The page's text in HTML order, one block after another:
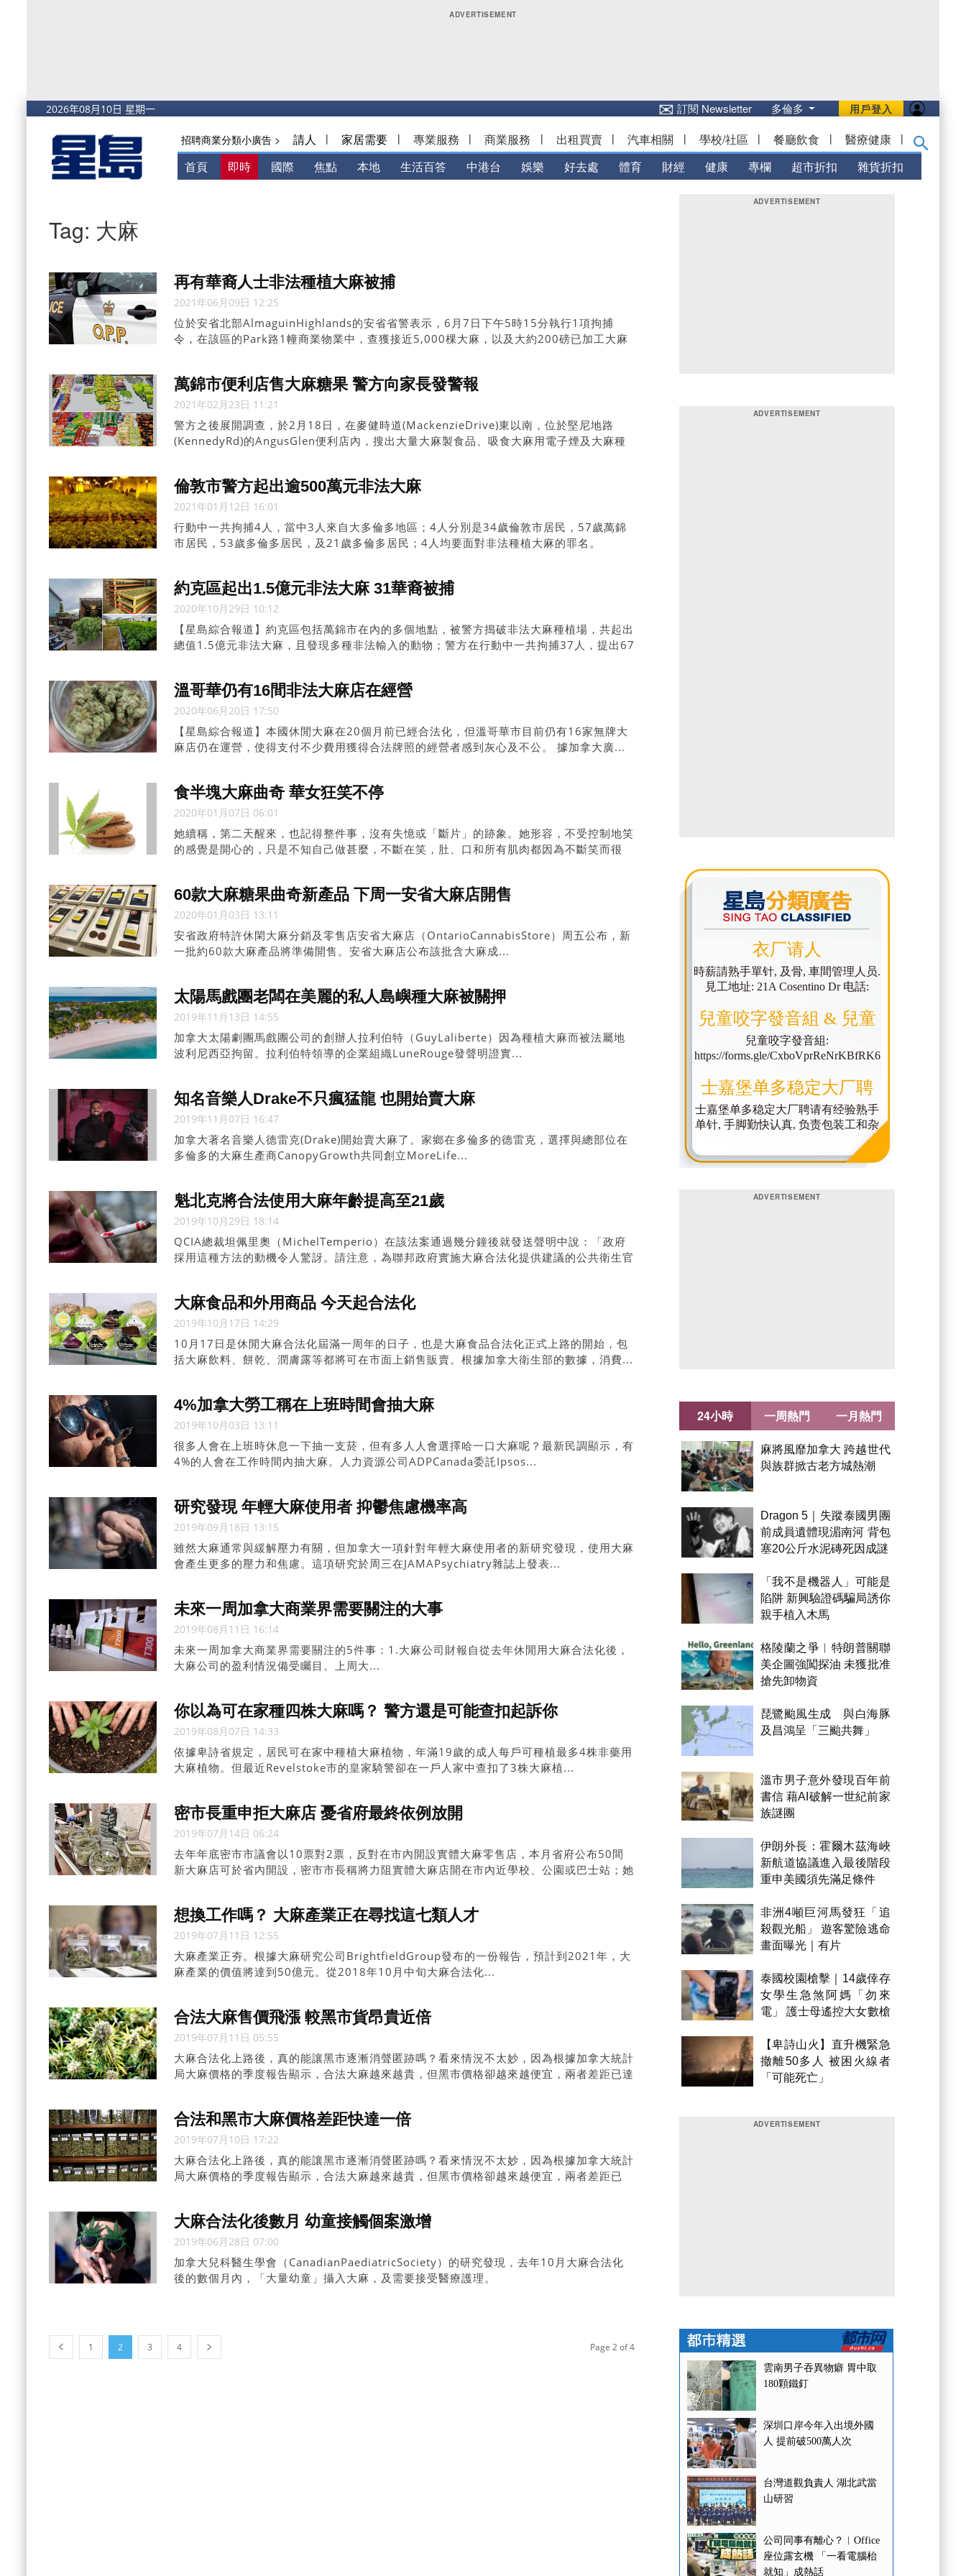
用戶登入
✉訂閱 Newsletter 多倫多
招聘商業分類小廣告 > 請人 | 家居需要 | 專業服務 | 商業服務 | 出租買賣 | 汽車相關 | 學校/社區 | 餐廳飲食 | 醫療健康 |
首頁 即時 國際 焦點 本地 生活百答 中港台 娛樂 好去處 體育 財經 健康 專欄 超市折扣 雜貨折扣
Tag: 大麻
再有華裔人士非法種植大麻被捕
2021年06月09日 12:25
位於安省北部AlmaguinHighlands的安省省警表示，6月7日下午5時15分執行1項拘捕
令，在該區的Park路1幢商業物業中，查獲接近5,000棵大麻，以及大約200磅已加工大麻
萬錦市便利店售大麻糖果 警方向家長發警報
2021年02月23日 11:21
警方之後展開調查，於2月18日，在麥健時道(MackenzieDrive)東以南，位於堅尼地路
(KennedyRd)的AngusGlen便利店內，搜出大量大麻製食品、吸食大麻用電子煙及大麻種
倫敦市警方起出逾500萬元非法大麻
2021年01月12日 16:01
行動中一共拘捕4人，當中3人來自大多倫多地區；4人分別是34歲倫敦市居民，57歲萬錦
市居民，53歲多倫多居民，及21歲多倫多居民；4人均要面對非法種植大麻的罪名。
約克區起出1.5億元非法大麻 31華裔被捕
2020年10月29日 10:12
【星島綜合報道】約克區包括萬錦市在內的多個地點，被警方搗破非法大麻種植場，共起出
總值1.5億元非法大麻，且發現多種非法輸入的動物；警方在行動中一共拘捕37人，提出67
溫哥華仍有16間非法大麻店在經營
2020年06月20日 17:50
【星島綜合報道】本國休閒大麻在20個月前已經合法化，但溫哥華市目前仍有16家無牌大
麻店仍在運營，使得支付不少費用獲得合法牌照的經營者感到灰心及不公。 據加拿大廣...
食半塊大麻曲奇 華女狂笑不停
2020年01月07日 06:01
她續稱，第二天醒來，也記得整件事，沒有失憶或「斷片」的跡象。她形容，不受控制地笑
的感覺是開心的，只是不知自己做甚麼，不斷在笑，肚、口和所有肌肉都因為不斷笑而很
60款大麻糖果曲奇新產品 下周一安省大麻店開售
2020年01月03日 13:11
安省政府特許休閑大麻分銷及零售店安省大麻店（OntarioCannabisStore）周五公布，新
一批約60款大麻產品將準備開售。安省大麻店公布該批含大麻成...
太陽馬戲團老闆在美麗的私人島嶼種大麻被關押
2019年11月13日 14:55
加拿大太陽劇團馬戲團公司的創辦人拉利伯特（GuyLaliberte）因為種植大麻而被法屬地
波利尼西亞拘留。拉利伯特領導的企業組織LuneRouge發聲明證實...
知名音樂人Drake不只瘋猛龍 也開始賣大麻
2019年11月07日 16:47
加拿大著名音樂人德雷克(Drake)開始賣大麻了。家鄉在多倫多的德雷克，選擇與總部位在
多倫多的大麻生產商CanopyGrowth共同創立MoreLife...
魁北克將合法使用大麻年齡提高至21歲
2019年10月29日 18:14
QCIA總裁坦佩里奧（MichelTemperio）在該法案通過幾分鐘後就發送聲明中說：「政府
採用這種方法的動機令人驚訝。請注意，為聯邦政府實施大麻合法化提供建議的公共衛生官
大麻食品和外用商品 今天起合法化
2019年10月17日 14:29
10月17日是休閒大麻合法化屆滿一周年的日子，也是大麻食品合法化正式上路的開始，包
括大麻飲料、餅乾、潤膚露等都將可在市面上銷售販賣。根據加拿大衛生部的數據，消費...
4%加拿大勞工稱在上班時間會抽大麻
2019年10月03日 13:11
很多人會在上班時休息一下抽一支菸，但有多人人會選擇哈一口大麻呢？最新民調顯示，有
4%的人會在工作時間內抽大麻。人力資源公司ADPCanada委託Ipsos...
研究發現 年輕大麻使用者 抑鬱焦慮機率高
2019年09月18日 13:15
雖然大麻通常與緩解壓力有關，但加拿大一項針對年輕大麻使用者的新研究發現，使用大麻
會產生更多的壓力和焦慮。這項研究於周三在JAMAPsychiatry雜誌上發表...
未來一周加拿大商業界需要關注的大事
2019年08月11日 16:14
未來一周加拿大商業界需要關注的5件事：1.大麻公司財報自從去年休閒用大麻合法化後，
大麻公司的盈利情況備受矚目。上周大...
你以為可在家種四株大麻嗎？ 警方還是可能查扣起訴你
2019年08月07日 14:33
依據卑詩省規定，居民可在家中種植大麻植物，年滿19歲的成人每戶可種植最多4株非藥用
大麻植物。但最近Revelstoke市的皇家騎警卻在一戶人家中查扣了3株大麻植...
密市長重申拒大麻店 憂省府最終依例放開
2019年07月14日 06:24
去年年底密市市議會以10票對2票，反對在市內開設實體大麻零售店，本月省府公布50間
新大麻店可於省內開設，密市市長稱將力阻實體大麻店開在市內近學校、公園或巴士站；她
想換工作嗎？ 大麻產業正在尋找這七類人才
2019年07月11日 12:55
大麻產業正夯。根據大麻研究公司BrightfieldGroup發布的一份報告，預計到2021年，大
麻產業的價值將達到50億元。從2018年10月中旬大麻合法化...
合法大麻售價飛漲 較黑市貨昂貴近倍
2019年07月11日 05:55
大麻合法化上路後，真的能讓黑市逐漸消聲匿跡嗎？看來情況不太妙，因為根據加拿大統計
局大麻價格的季度報告顯示，合法大麻越來越貴，但黑市價格卻越來越便宜，兩者差距已達
合法和黑市大麻價格差距快達一倍
2019年07月10日 17:22
大麻合法化上路後，真的能讓黑市逐漸消聲匿跡嗎？看來情況不太妙，因為根據加拿大統計
局大麻價格的季度報告顯示，合法大麻越來越貴，但黑市價格卻越來越便宜，兩者差距已
大麻合法化後數月 幼童接觸個案激增
2019年06月28日 07:00
加拿大兒科醫生學會（CanadianPaediatricSociety）的研究發現，去年10月大麻合法化
後的數個月內，「大量幼童」攝入大麻，及需要接受醫療護理。
1 2 3 4 Page 2 of 4
24小時
麻將風靡加拿大 跨越世代
與族群掀古老方城熱潮
Dragon 5｜失蹤泰國男團
前成員遺體現湄南河 背包
塞20公斤水泥磚死因成謎
「我不是機器人」可能是
陷阱 新興驗證碼騙局誘你
親手植入木馬
格陵蘭之爭︱特朗普關聯
美企圖強闖探油 未獲批准
搶先卸物資
琵鷺颱風生成 與白海豚
及昌鴻呈「三颱共舞」
溫市男子意外發現百年前
書信 藉AI破解一世紀前家
族謎團
伊朗外長：霍爾木茲海峽
新航道協議進入最後階段
重申美國須先滿足條件
非洲4噸巨河馬發狂「追
殺觀光船」 遊客驚險逃命
畫面曝光｜有片
泰國校園槍擊｜14歲倖存
女學生急煞阿媽「勿來
電」 護士母遙控大女數槍
【卑詩山火】直升機緊急
撤離50多人 被困火線者
「可能死亡」
一周熱門 一月熱門